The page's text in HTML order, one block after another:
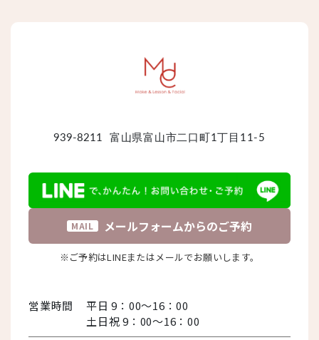
939-8211 富山県富山市二口町1丁目11-5
MAIL メールフォームからのご予約
※ご予約はLINEまたはメールでお願いします。
営業時間
平日 9：00～16：00
土日祝 9：00～16：00